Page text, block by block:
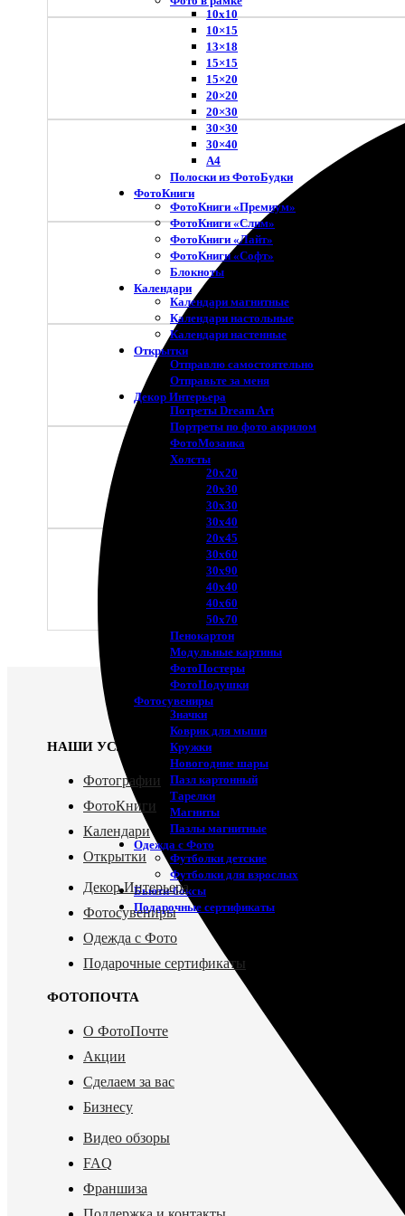
10х10
10×15
13×18
15×15
15×20
20×20
20×30
30×30
30×40
A4
Полоски из ФотоБудки
ФотоКниги
ФотоКниги «Премиум»
ФотоКниги «Слим»
ФотоКниги «Лайт»
ФотоКниги «Софт»
Блокноты
Календари
Календари магнитные
Календари настольные
Календари настенные
Открытки
Отправлю самостоятельно
Отправьте за меня
Декор Интерьера
Потреты Dream Art
Портреты по фото акрилом
ФотоМозаика
Холсты
20х20
20х30
30х30
30х40
20х45
30х60
30х90
40х40
40х60
50х70
Пенокартон
Модульные картины
ФотоПостеры
ФотоПодушки
Фотоcувениры
Значки
Коврик для мыши
Кружки
Новогодние шары
Пазл картонный
Тарелки
Магниты
Пазлы магнитные
Одежда с Фото
Футболки детские
Футболки для взрослых
Бьюти-боксы
Подарочные сертификаты
НАШИ УСЛУГИ:
Фотографии
ФотоКниги
Календари
Открытки
Декор Интерьера
Фотосувениры
Одежда с Фото
Подарочные сертификаты
ФОТОПОЧТА
О ФотоПочте
Акции
Сделаем за вас
Бизнесу
Видео обзоры
FAQ
Франшиза